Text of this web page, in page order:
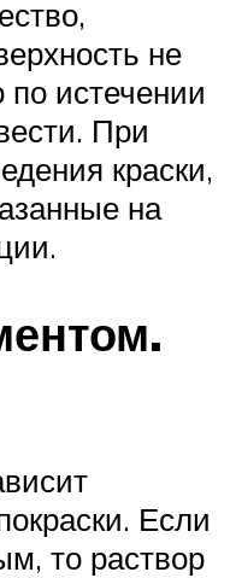
не
по истечении
При
краски,
на
Если
то раствор